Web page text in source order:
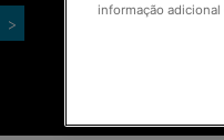
>
informação